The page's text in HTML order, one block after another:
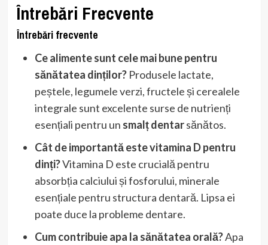
Întrebări Frecvente
Întrebări frecvente
Ce alimente sunt cele mai bune pentru
sănătatea dinților?Produsele lactate,
peștele, legumele verzi, fructele și cerealele
integrale sunt excelente surse de nutrienți
esențiali pentru un smalț dentarsănătos.
Cât de importantă este vitamina D pentru
dinți?Vitamina D este crucială pentru
absorbția calciului și fosforului, minerale
esențiale pentru structura dentară. Lipsa ei
poate duce la probleme dentare.
Cum contribuie apa la sănătatea orală?Apa